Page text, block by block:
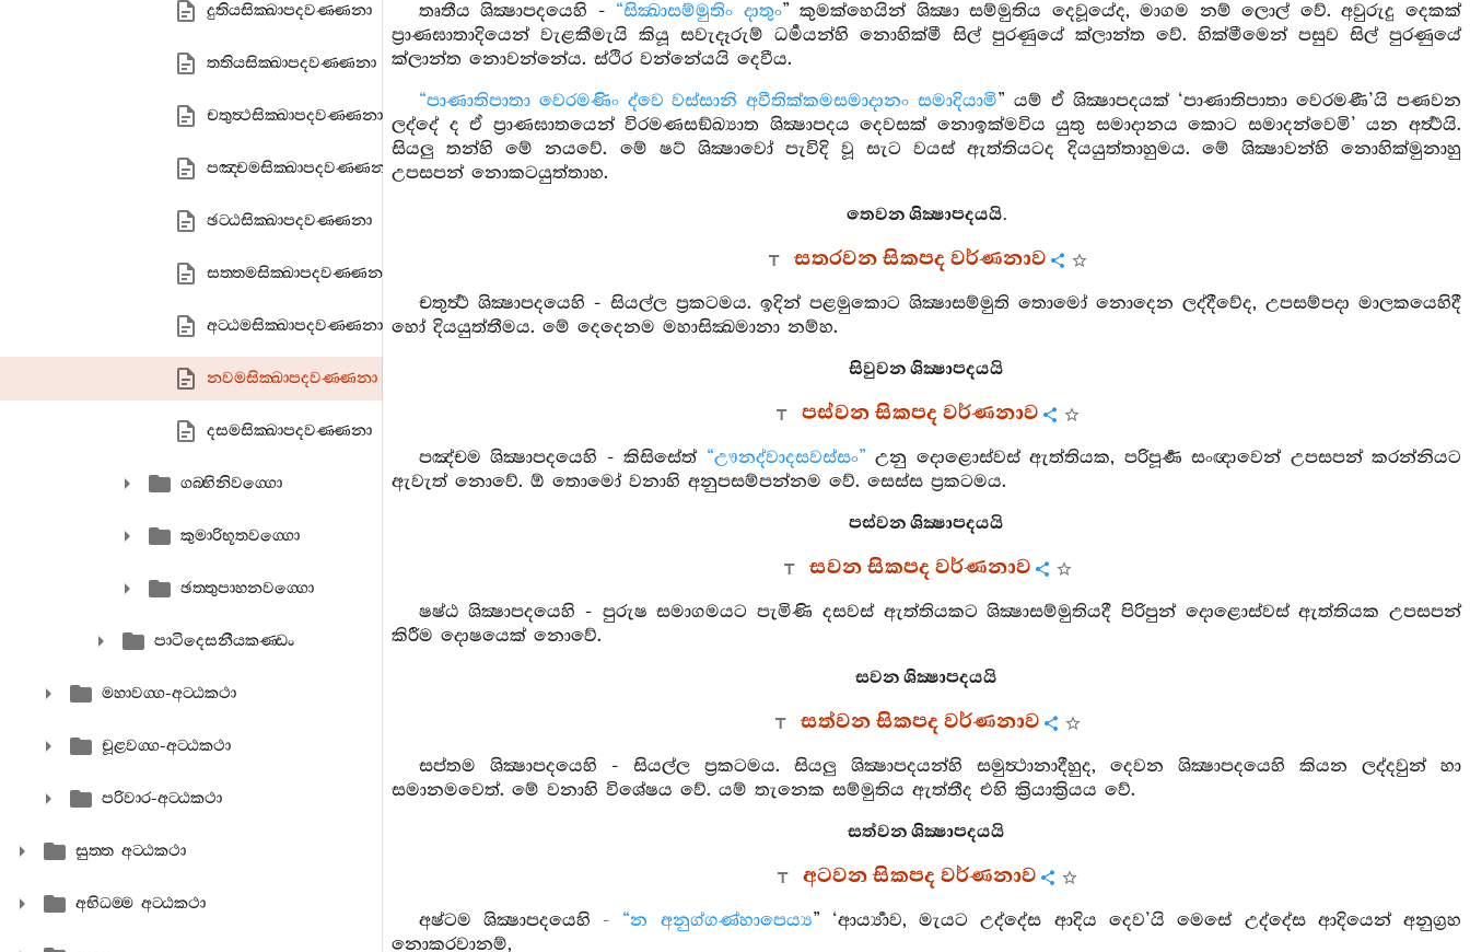
දුතියසික‍්ඛාපදවණ‍්ණනා
තතියසික‍්ඛාපදවණ‍්ණනා
චතුත්‍ථසික‍්ඛාපදවණ‍්ණනා
පඤ‍්චමසික‍්ඛාපදවණ‍්ණනා
ඡට‍්ඨසික‍්ඛාපදවණ‍්ණනා
සත‍්තමසික‍්ඛාපදවණ‍්ණනා
අට‍්ඨමසික‍්ඛාපදවණ‍්ණනා
නවමසික‍්ඛාපදවණ‍්ණනා
දසමසික‍්ඛාපදවණ‍්ණනා
ගබ‍්භිනිවග‍්ගො
කුමාරිභූතවග‍්ගො
ඡත‍්තුපාහනවග‍්ගො
පාටිදෙසනීයකණ‍්ඩං
මහාවග‍්ග-අට‍්ඨකථා
චූළවග‍්ග-අට‍්ඨකථා
පරිවාර-අට‍්ඨකථා
සුත‍්ත අට‍්ඨකථා
අභිධම‍්ම අට‍්ඨකථා
තෘතීය ශික්‍ෂාපදයෙහි - “සික්‍ඛාසම්මුතිං දාතුං” කුමක්හෙයින් ශික්‍ෂා සම්මුතිය දෙවූයේද, මාගම නම් ලොල් වේ. අවුරුදු දෙකක්
ප්‍රාණඝාතාදියෙන් වැළකීමැයි කියූ සවැදෑරුම් ධර්‍මයන්හි නොහික්මී සිල් පුරණුයේ ක්ලාන්ත වේ. හික්මීමෙන් පසුව සිල් පුරණුයේ
ක්ලාන්ත නොවන්නේය. ස්ථිර වන්නේයයි දෙවීය.
“පාණාතිපාතා වෙරමණිං ද්වෙ වස්සානි අවීතික්කමසමාදානං සමාදියාමි” යම් ඒ ශික්‍ෂාපදයක් ‘පාණාතිපාතා වෙරමණී’යි පණවන
ලද්දේ ද ඒ ප්‍රාණඝාතයෙන් විරමණසඞ්ඛ්‍යාත ශික්‍ෂාපදය දෙවසක් නොඉක්මවිය යුතු සමාදානය කොට සමාදන්වෙමි’ යන අර්‍ත්‍ථයි.
සියලු තන්හි මේ නයවේ. මේ ෂට් ශික්‍ෂාවෝ පැවිදි වූ සැට වයස් ඇත්තියටද දියයුත්තාහුමය. මේ ශික්‍ෂාවන්හි නොහික්මුනාහු
උපසපන් නොකටයුත්තාහ.
තෙවන ශික්‍ෂාපදයයි.
සතරවන සිකපද වර්ණනාව
චතුර්‍ත්‍ථ ශික්‍ෂාපදයෙහි - සියල්ල ප්‍රකටමය. ඉදින් පළමුකොට ශික්‍ෂාසම්මුති තොමෝ නොදෙන ලද්දීවේද, උපසම්පදා මාලකයෙහිදී
හෝ දියයුත්තීමය. මේ දෙදෙනම මහාසික්‍ඛමානා නම්හ.
සිවුවන ශික්‍ෂාපදයයි
පස්වන සිකපද වර්ණනාව
පඤ්චම ශික්‍ෂාපදයෙහි - කිසිසේත් “ඌනද්වාදසවස්සං” උනු දොළොස්වස් ඇත්තියක, පරිපූර්‍ණ සංඥාවෙන් උපසපන් කරන්නියට
ඇවැත් නොවේ. ඕ තොමෝ වනාහි අනුපසම්පන්නම වේ. සෙස්ස ප්‍රකටමය.
පස්වන ශික්‍ෂාපදයයි
සවන සිකපද වර්ණනාව
ෂෂ්ඨ ශික්‍ෂාපදයෙහි - පුරුෂ සමාගමයට පැමිණි දසවස් ඇත්තියකට ශික්‍ෂාසම්මුතියදී පිරිපුන් දොළොස්වස් ඇත්තියක උපසපන්
කිරීම දොෂයෙක් නොවේ.
සවන ශික්‍ෂාපදයයි
සත්වන සිකපද වර්ණනාව
සප්තම ශික්‍ෂාපදයෙහි - සියල්ල ප්‍රකටමය. සියලු ශික්‍ෂාපදයන්හි සමුත්‍ථානාදීහුද, දෙවන ශික්‍ෂාපදයෙහි කියන ලද්දවුන් හා
සමානමවෙත්. මේ වනාහි විශේෂය වේ. යම් තැනෙක සම්මුතිය ඇත්තීද එහි ක්‍රියාක්‍රියය වේ.
සත්වන ශික්‍ෂාපදයයි
අටවන සිකපද වර්ණනාව
අෂ්ටම ශික්‍ෂාපදයෙහි- “න අනුග්ගණ්හාපෙය්‍ය” ‘ආර්‍ය්‍යාව, මැයට උද්දේස ආදිය දෙව’යි මෙසේ උද්දේස ආදියෙන් අනුග්‍රහ
නොකරවානම්,